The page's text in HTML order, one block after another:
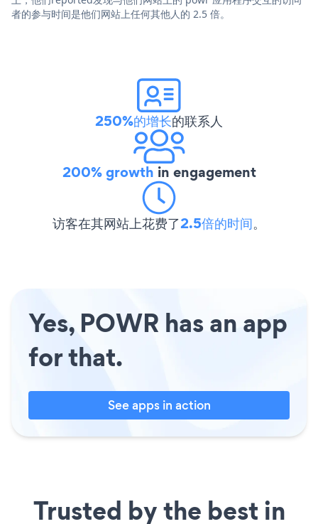
者的参与时间是他们网站上任何其他人的 2.5 倍。
250%的增长的联系人
200% growth in engagement
访客在其网站上花费了2.5倍的时间。
Yes, POWR has an app
for that.
See apps in action
Trusted by the best in